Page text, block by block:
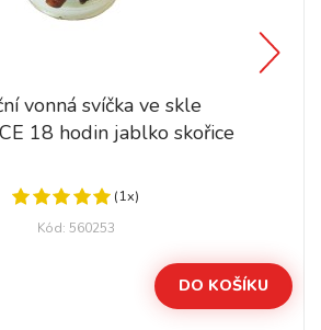
vonná svíčka ve skle
18 hodin jablko skořice
(1x)
Kód: 560253
DO KOŠÍKU